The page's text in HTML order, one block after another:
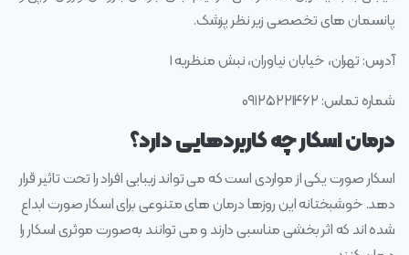
پانسمان های تخصصی زیر نظر پزشک.
آدرس: تهران، خیابان نیاوران، نبش منظریه ۱
شماره تماس: ۰۹۱۲۵۲۲۱۴۶۲
درمان اسکار چه کاربردهایی دارد؟
اسکار صورت یکی از مواردی است که می‌ تواند زیبایی افراد را تحت تاثیر قرار
دهد. خوشبختانه این روزها درمان‌ های متنوعی برای اسکار صورت ابداع
شده اند که اثر بخشی مناسبی دارند و می‌ توانند به‌صورت موثری اسکار را